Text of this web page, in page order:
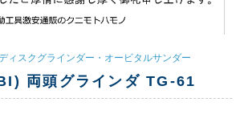
ィスクグラインダー・オービタルサンダー
両頭グラインダ TG-61